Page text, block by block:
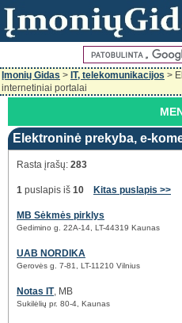
Įmonių Gidas > IT, telekomunikacijos >
internetiniai portalai
Elektroninė prekyba, e-
Rasta įrašų: 283
1 puslapis iš 10 Kitas puslapis >>
MB Sėkmės pirklys
Gedimino g. 22A-14, LT-44319 Kaunas
UAB NORDIKA
Gerovės g. 7-81, LT-11210 Vilnius
Notas IT, MB
Sukilėlių pr. 80-4, Kaunas